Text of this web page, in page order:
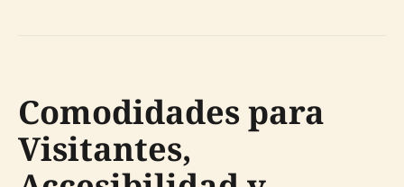
Comodidades para
Visitantes,